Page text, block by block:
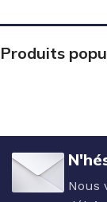
Produits
Nous